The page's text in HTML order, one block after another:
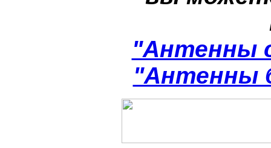
"Антенны
"Антенны